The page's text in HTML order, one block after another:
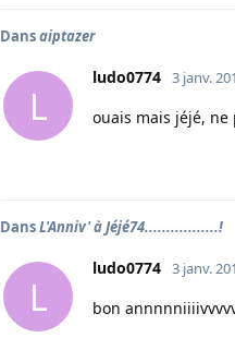
Dansaiptazer
L
ludo0774 3 janv.
ouais mais jéjé,
DansL'Anniv' à Jéjé74.................!
L
ludo0774 3 janv.
bon